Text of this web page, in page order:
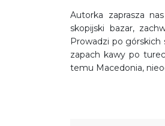
Autorka zaprasza
skopijski bazar,
Prowadzi po górskich
zapach kawy po
temu Macedonia,